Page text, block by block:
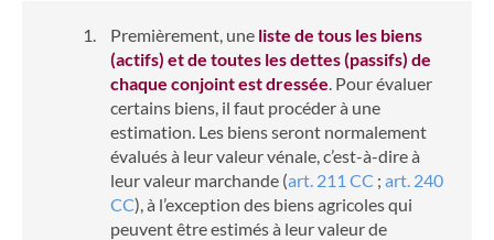
Premièrement, une liste de tous les biens
(actifs) et de toutes les dettes (passifs) de
chaque conjoint est dressée. Pour évaluer
certains biens, il faut procéder à une
estimation. Les biens seront normalement
évalués à leur valeur vénale, c’est-à-dire à
leur valeur marchande (art. 211 CC ; art. 240
CC), à l’exception des biens agricoles qui
peuvent être estimés à leur valeur de